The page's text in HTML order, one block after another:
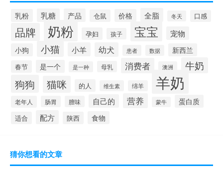
乳粉 乳糖 产品 仓鼠 价格 全脂 冬天 口感
品牌 奶粉 孕妇 孩子 宝宝 宠物
小狗 小猫 小羊 幼犬 患者 数据 新西兰
春节 是一个 是一种 母乳 消费者 澳洲 牛奶
狗狗 猫咪 的人 维生素 绵羊 羊奶
老年人 肠胃 膻味 自己的 营养 蒙牛 蛋白质
适合 配方 陕西 食物
猜你想看的文章